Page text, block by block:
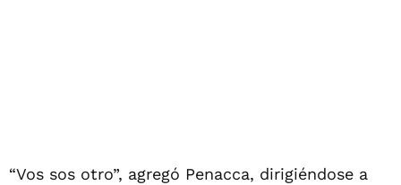
“Vos sos otro”, agregó Penacca, dirigiéndose a